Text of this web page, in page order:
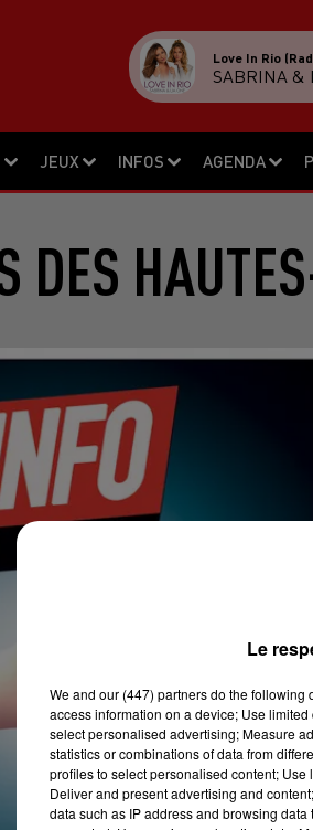
JEUX INFOS AGENDA
Love In Rio
SABRINA &
DES
Le
We and our (447) partnersdo the following
access information on a device; Use
select personalised advertising; Measure
statistics or combinations of data from
profiles to select personalised content;
Deliver and present advertising and
data such as IP address and browsing